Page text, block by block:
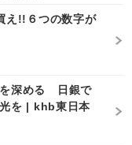
え!!６つの数字が
を深める 日銀で
を | khb東日本